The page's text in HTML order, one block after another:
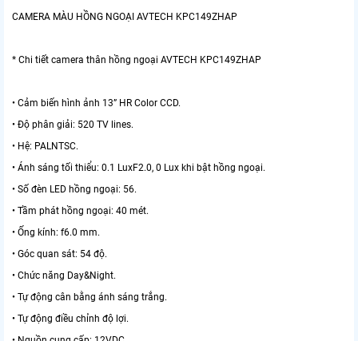
CAMERA MÀU HỒNG NGOẠI AVTECH KPC149ZHAP
* Chi tiết camera thân hồng ngoại AVTECH KPC149ZHAP
• Cảm biến hình ảnh 13” HR Color CCD.
• Độ phân giải: 520 TV lines.
• Hệ: PALNTSC.
• Ánh sáng tối thiểu: 0.1 LuxF2.0, 0 Lux khi bật hồng ngoại.
• Số đèn LED hồng ngoại: 56.
• Tầm phát hồng ngoại: 40 mét.
• Ống kính: f6.0 mm.
• Góc quan sát: 54 độ.
• Chức năng Day&Night.
• Tự động cân bằng ánh sáng trắng.
• Tự động điều chỉnh độ lợi.